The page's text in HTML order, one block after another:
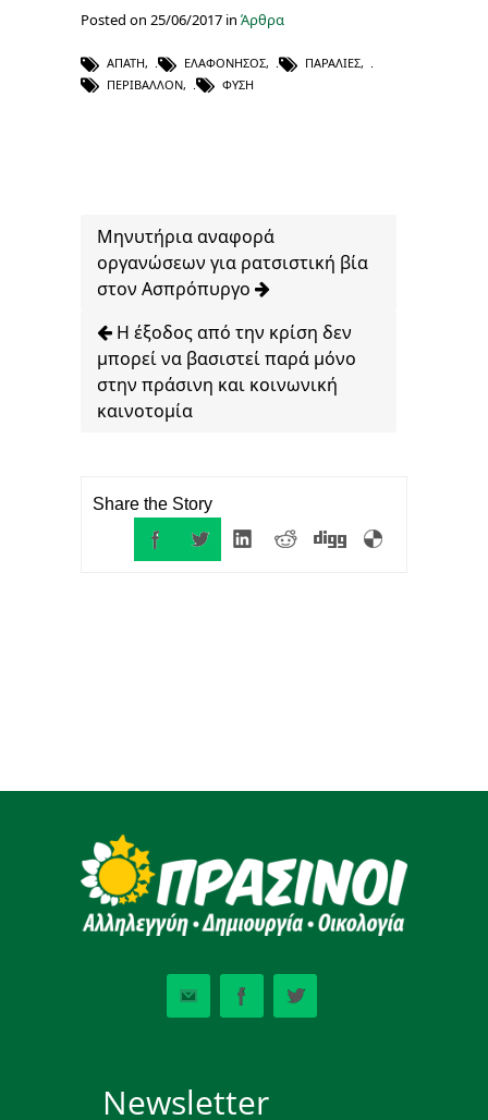
Posted on 25/06/2017 in Άρθρα
ΑΠΆΤΗ, ΕΛΑΦΌΝΗΣΟΣ, ΠΑΡΑΛΊΕΣ,
ΠΕΡΙΒΆΛΛΟΝ, ΦΎΣΗ
Μηνυτήρια αναφορά
οργανώσεων για ρατσιστική βία
στον Ασπρόπυργο
Η έξοδος από την κρίση δεν
μπορεί να βασιστεί παρά μόνο
στην πράσινη και κοινωνική
καινοτομία
Share the Story
Newsletter